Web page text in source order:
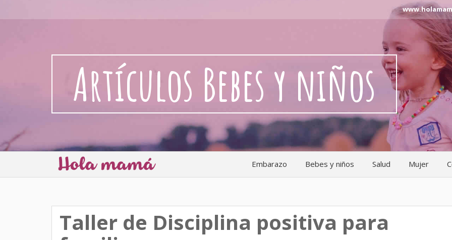
Artículos Bebes y niños
Embarazo Bebes y niños Salud Mujer
Taller de Disciplina positiva para